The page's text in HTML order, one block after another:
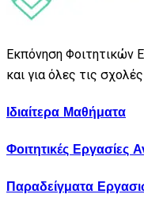
Εκπόνηση Φοιτητικών
και για όλες τις σχολές
Ιδιαίτερα Μαθήματα
Φοιτητικές Εργασίες
Παραδείγματα